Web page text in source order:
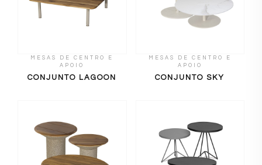
MESAS DE CENTRO E
APOIO
CONJUNTO LAGOON
MESAS DE CENTRO E
APOIO
CONJUNTO SKY